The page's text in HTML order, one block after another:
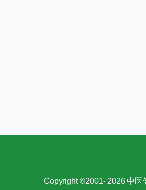
Copyright ©2001- 2026 中医